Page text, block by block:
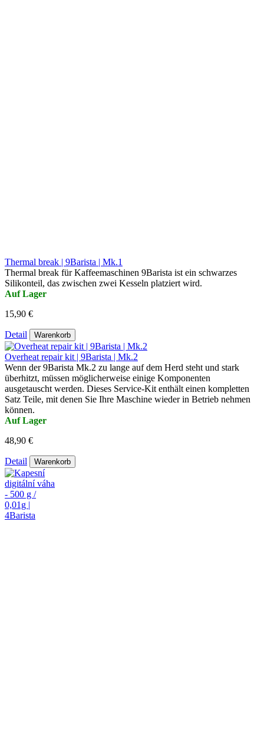
Thermal break | 9Barista | Mk.1
Thermal break für Kaffeemaschinen 9Barista ist ein schwarzes
Silikonteil, das zwischen zwei Kesseln platziert wird.
Auf Lager
15,90 €
Detail Warenkorb
Overheat repair kit | 9Barista | Mk.2
Wenn der 9Barista Mk.2 zu lange auf dem Herd steht und stark
überhitzt, müssen möglicherweise einige Komponenten
ausgetauscht werden. Dieses Service-Kit enthält einen kompletten
Satz Teile, mit denen Sie Ihre Maschine wieder in Betrieb nehmen
können.
Auf Lager
48,90 €
Detail Warenkorb